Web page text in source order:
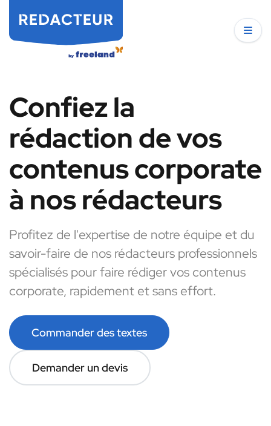
Confiez la
rédaction de vos
contenus corporate
à nos rédacteurs
Profitez de l'expertise de notre équipe et du
savoir-faire de nos rédacteurs professionnels
spécialisés pour faire rédiger vos contenus
corporate, rapidement et sans effort.
Commander des textes
Demander un devis